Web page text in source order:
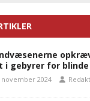
i gebyrer for
november 2024